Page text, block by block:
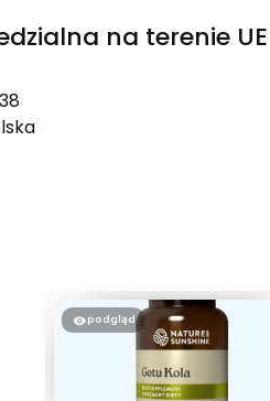
na terenie UE
podgląd